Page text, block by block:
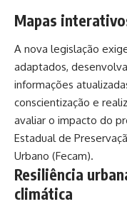
Mapas
A nova legislação
adaptados,
informações
conscientização e
avaliar o impacto do
Estadual de
Urbano (Fecam).
Resiliência
climática